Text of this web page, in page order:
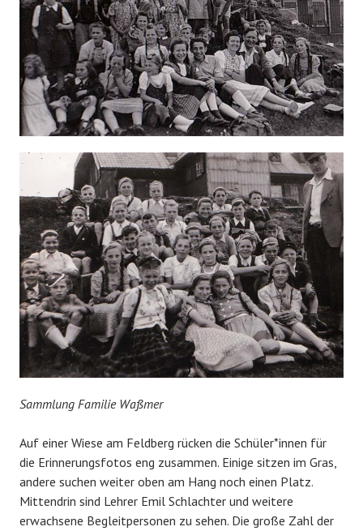
Sammlung Familie Waßmer
Auf einer Wiese am Feldberg rücken die Schüler*innen für
die Erinnerungsfotos eng zusammen. Einige sitzen im Gras,
andere suchen weiter oben am Hang noch einen Platz.
Mittendrin sind Lehrer Emil Schlachter und weitere
erwachsene Begleitpersonen zu sehen. Die große Zahl der